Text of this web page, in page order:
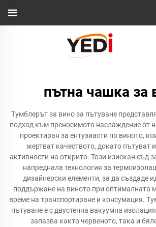
пътна чашка за
Тумблерът за вино за пътуване
подход към преносимото наслаждение от
проектиран за ентузиасти по виното,
жертват качеството, докато пътуват
активности на открито. Този изискан съд
напреднала технология за
дизайнерски елементи, за да създаде
поддържане на виното при оптималната
време на транспортиране и консумация.
пътуване е с двустенна вакуумна
запазва както червеното, така и